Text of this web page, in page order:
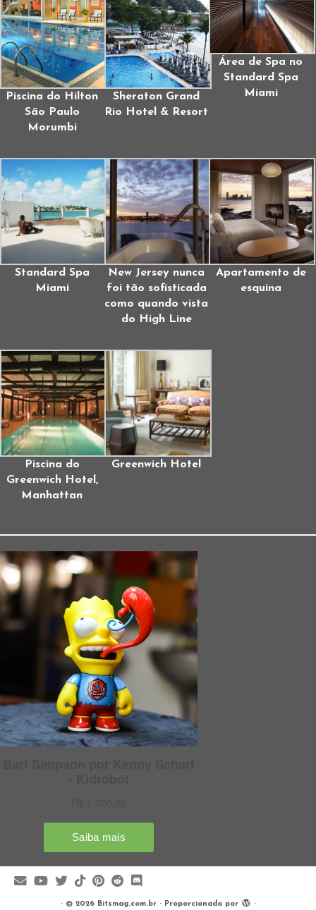
Piscina do Hilton
São Paulo
Morumbi
Sheraton Grand
Rio Hotel & Resort
Área de Spa no
Standard Spa
Miami
Standard Spa
Miami
New Jersey nunca
foi tão sofisticada
como quando vista
do High Line
Apartamento de
esquina
Piscina do
Greenwich Hotel,
Manhattan
Greenwich Hotel
· © 2026 Bitsmag.com.br· Proporcionado por ·